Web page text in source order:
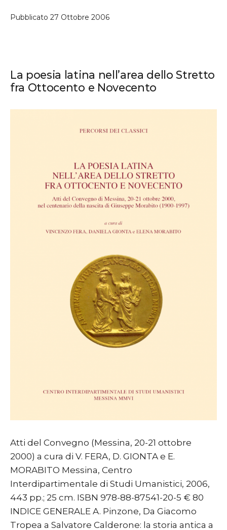
Pubblicato 27 Ottobre 2006
La poesia latina nell’area dello Stretto
fra Ottocento e Novecento
Atti del Convegno (Messina, 20-21 ottobre
2000) a cura di V. FERA, D. GIONTA e E.
MORABITO Messina, Centro
Interdipartimentale di Studi Umanistici, 2006,
443 pp.; 25 cm. ISBN 978-88-87541-20-5 € 80
INDICE GENERALE A. Pinzone, Da Giacomo
Tropea a Salvatore Calderone: la storia antica a